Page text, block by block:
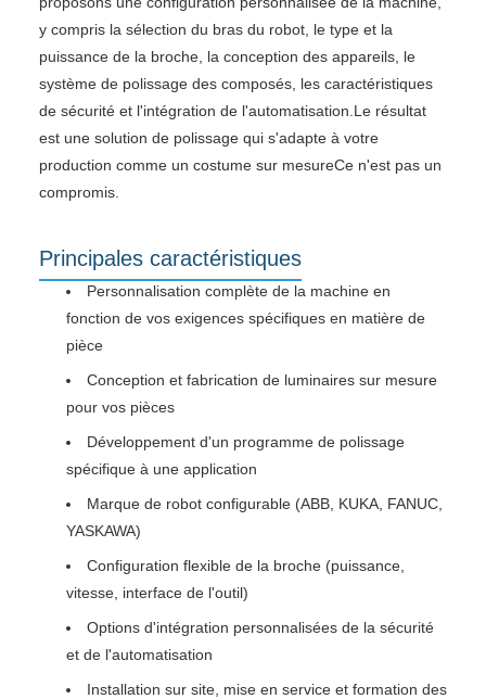
y compris la sélection du bras du robot, le type et la
puissance de la broche, la conception des appareils, le
système de polissage des composés, les caractéristiques
de sécurité et l'intégration de l'automatisation.Le résultat
est une solution de polissage qui s'adapte à votre
production comme un costume sur mesureCe n'est pas un
compromis.
Principales caractéristiques
Personnalisation complète de la machine en
fonction de vos exigences spécifiques en matière de
pièce
Conception et fabrication de luminaires sur mesure
pour vos pièces
Développement d'un programme de polissage
spécifique à une application
Marque de robot configurable (ABB, KUKA, FANUC,
YASKAWA)
Configuration flexible de la broche (puissance,
vitesse, interface de l'outil)
Options d'intégration personnalisées de la sécurité
et de l'automatisation
Installation sur site, mise en service et formation des